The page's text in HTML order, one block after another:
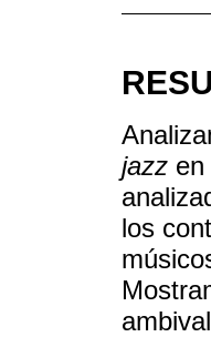
jazz
los